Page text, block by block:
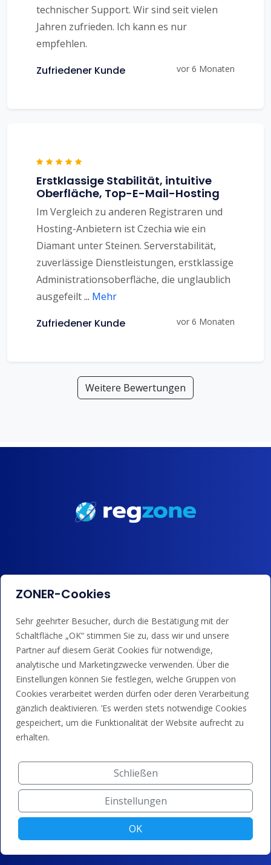
technischer Support. Wir sind seit vielen
Jahren zufrieden. Ich kann es nur
empfehlen.
Zufriedener Kunde vor 6 Monaten
Erstklassige Stabilität, intuitive
Oberfläche, Top-E-Mail-Hosting
Im Vergleich zu anderen Registraren und
Hosting-Anbietern ist Czechia wie ein
Diamant unter Steinen. Serverstabilität,
zuverlässige Dienstleistungen, erstklassige
Administrationsoberfläche, die unglaublich
ausgefeilt... Mehr
Zufriedener Kunde vor 6 Monaten
Weitere Bewertungen
Dienstleistungen
Domain-Registrierung
SSL/TLS-Zertifikate
Domain-Parken
Domain-Weiterleitung
Technologie
Rechenzentrum
AI-Domain-Vorschläge
Werkzeuge
ZONER-Cookies
Sehr geehrter Besucher, durch die Bestätigung mit der
Schaltfläche „OK“ stimmen Sie zu, dass wir und unsere
Partner auf diesem Gerät Cookies für notwendige,
analytische und Marketingzwecke verwenden. Über die
Einstellungen können Sie festlegen, welche Gruppen von
Cookies verarbeitet werden dürfen oder deren Verarbeitung
gänzlich deaktivieren. ’Es werden stets notwendige Cookies
gespeichert, um die Funktionalität der Website aufrecht zu
erhalten.
Schließen
Einstellungen
OK